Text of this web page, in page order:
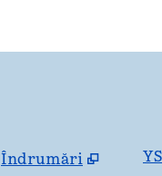
Îndrumări